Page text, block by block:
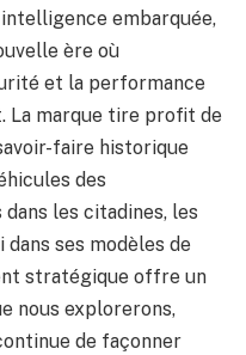
embarquée,
ère où
et la performance
La marque tire profit de
faire historique
des
les citadines, les
ses modèles de
stratégique offre un
nous explorerons,
de façonner